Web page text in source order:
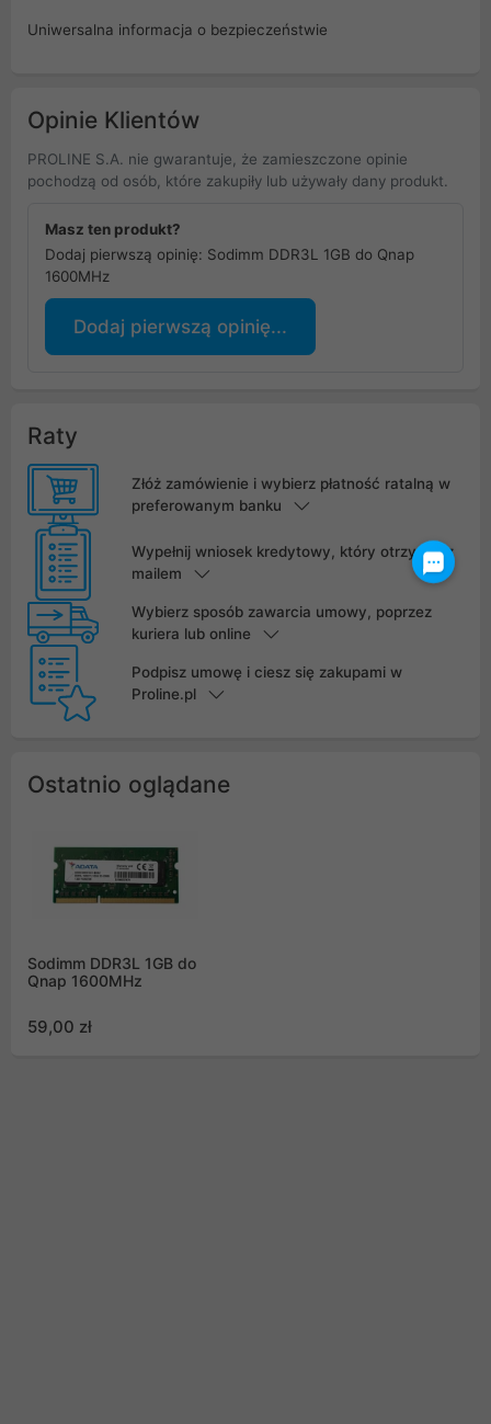
Uniwersalna informacja o bezpieczeństwie
Opinie Klientów
PROLINE S.A. nie gwarantuje, że zamieszczone opinie
pochodzą od osób, które zakupiły lub używały dany produkt.
Masz ten produkt?
Dodaj pierwszą opinię: Sodimm DDR3L 1GB do Qnap
1600MHz
Dodaj pierwszą opinię...
Raty
Złóż zamówienie i wybierz płatność ratalną w
preferowanym banku
Wypełnij wniosek kredytowy, który otrzymasz
mailem
Wybierz sposób zawarcia umowy, poprzez
kuriera lub online
Podpisz umowę i ciesz się zakupami w
Proline.pl
Ostatnio oglądane
Sodimm DDR3L 1GB do
Qnap 1600MHz
59,00 zł